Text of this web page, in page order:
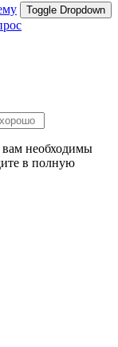
Toggle Dropdown
вам необходимы
в полную